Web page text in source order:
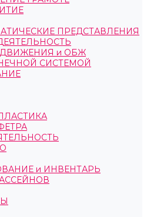
ПРЕДСТАВЛЕНИЯ
и ОБЖ
СИСТЕМОЙ
и ИНВЕНТАРЬ